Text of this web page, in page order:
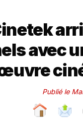
avec
Publié le